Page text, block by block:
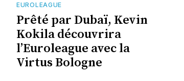
EUROLEAGUE
Prêté par Dubaï, Kevin
Kokila découvrira
l’Euroleague avec la
Virtus Bologne